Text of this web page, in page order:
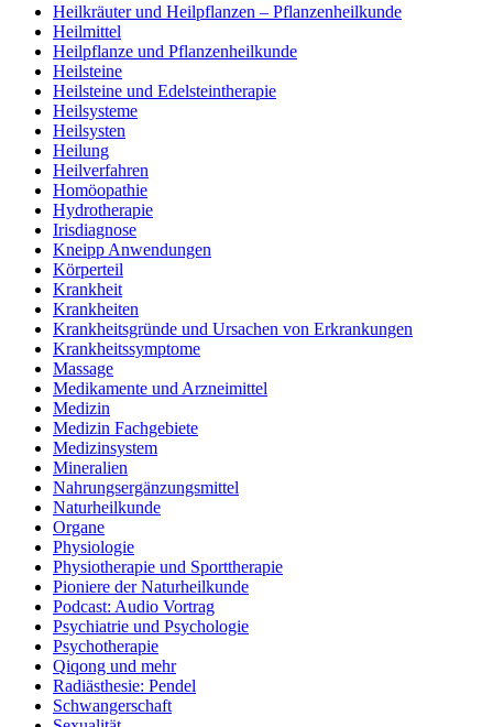
Heilkräuter und Heilpflanzen – Pflanzenheilkunde
Heilmittel
Heilpflanze und Pflanzenheilkunde
Heilsteine
Heilsteine und Edelsteintherapie
Heilsysteme
Heilsysten
Heilung
Heilverfahren
Homöopathie
Hydrotherapie
Irisdiagnose
Kneipp Anwendungen
Körperteil
Krankheit
Krankheiten
Krankheitsgründe und Ursachen von Erkrankungen
Krankheitssymptome
Massage
Medikamente und Arzneimittel
Medizin
Medizin Fachgebiete
Medizinsystem
Mineralien
Nahrungsergänzungsmittel
Naturheilkunde
Organe
Physiologie
Physiotherapie und Sporttherapie
Pioniere der Naturheilkunde
Podcast: Audio Vortrag
Psychiatrie und Psychologie
Psychotherapie
Qiqong und mehr
Radiästhesie: Pendel
Schwangerschaft